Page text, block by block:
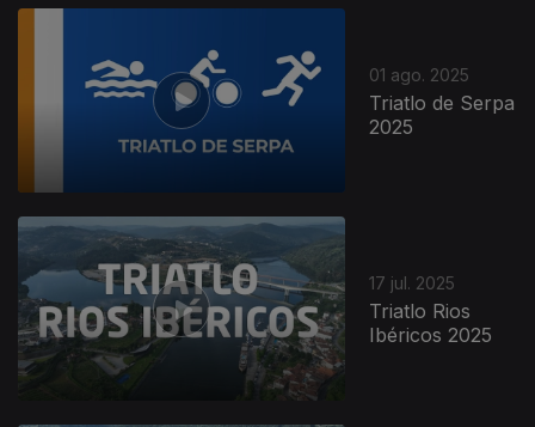
01 ago. 2025
Triatlo de Serpa
2025
17 jul. 2025
Triatlo Rios
Ibéricos 2025